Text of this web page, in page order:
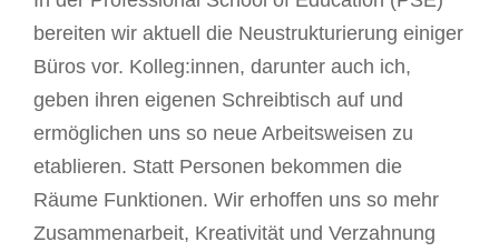
bereiten wir aktuell die Neustrukturierung einiger
Büros vor. Kolleg:innen, darunter auch ich,
geben ihren eigenen Schreibtisch auf und
ermöglichen uns so neue Arbeitsweisen zu
etablieren. Statt Personen bekommen die
Räume Funktionen. Wir erhoffen uns so mehr
Zusammenarbeit, Kreativität und Verzahnung